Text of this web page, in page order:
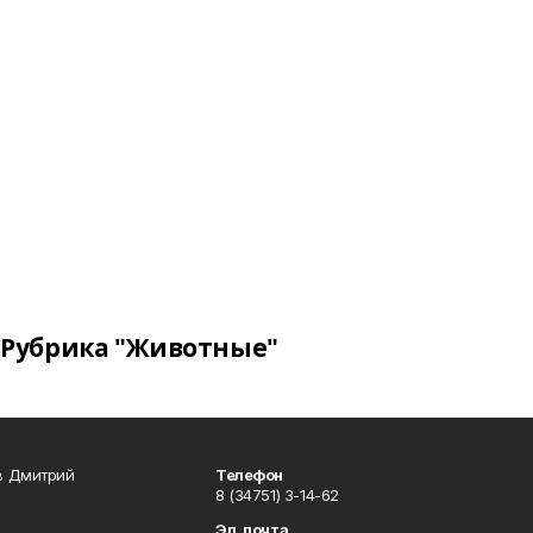
Рубрика "Животные"
Дмитрий
Телефон
8 (34751) 3-14-62